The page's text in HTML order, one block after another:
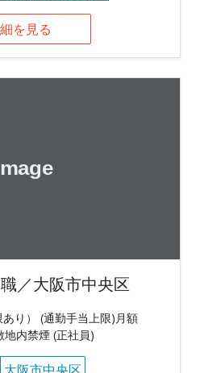
を見る
／大阪市中央区
り） (通勤手当上限)月額
内禁煙 (正社員)